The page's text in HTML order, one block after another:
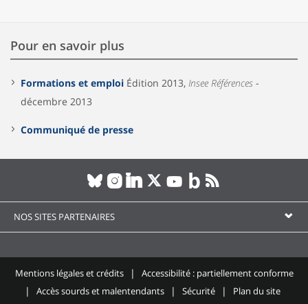
Pour en savoir plus
Formations et emploi Édition 2013, Insee Références -
décembre 2013
Communiqué de presse
NOS SITES PARTENAIRES
Mentions légales et crédits
Accessibilité : partiellement conforme
Accès sourds et malentendants
Sécurité Plan du site